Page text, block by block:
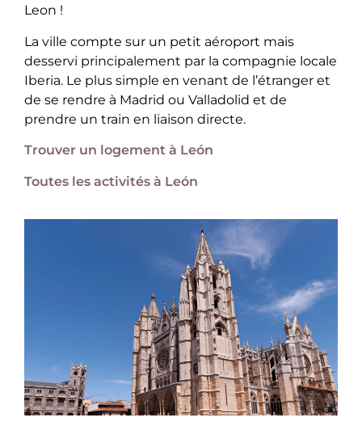
Leon !
La ville compte sur un petit aéroport mais
desservi principalement par la compagnie locale
Iberia. Le plus simple en venant de l’étranger et
de se rendre à Madrid ou Valladolid et de
prendre un train en liaison directe.
Trouver un logement à León
Toutes les activités à León